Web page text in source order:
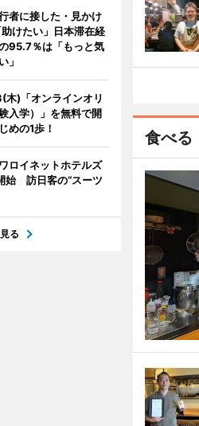
食べる
者に接した・見かけ
けたい」日本滞在経
95.7％は「もっと気
」
木)「オンラインオリ
入学）」を無料で開
めの1歩！
ロイネットホテルズ
始 訪日客の“スーツ
る